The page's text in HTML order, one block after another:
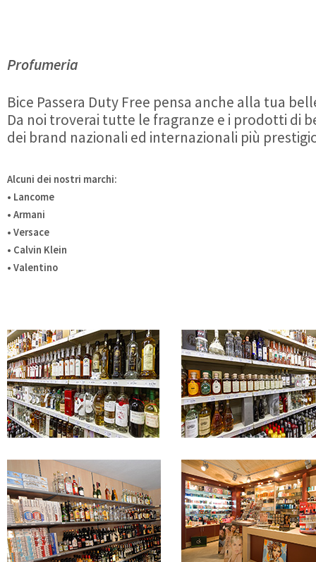
Profumeria
Bice Passera Duty Free pensa anche alla tua
Da noi troverai tutte le fragranze e i prodotti di
dei brand nazionali ed internazionali più
Alcuni dei nostri marchi:
• Lancome
• Armani
• Versace
• Calvin Klein
• Valentino